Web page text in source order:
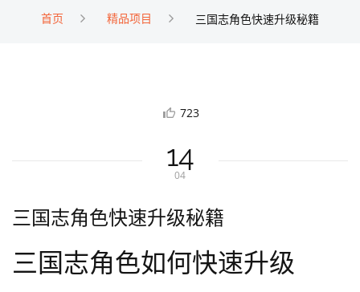
首页 精品项目 三国志角色快速升级秘籍
723
14
04
三国志角色快速升级秘籍
三国志角色如何快速升级